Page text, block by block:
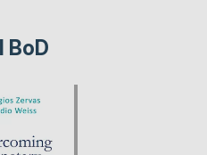
BoD